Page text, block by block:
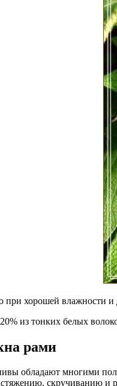
при хорошей влажности и
из тонких белых
рами
обладают многими
скручиванию и